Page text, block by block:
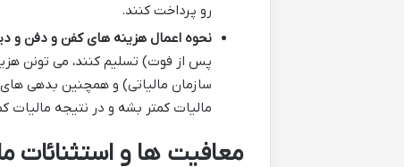
رو پرداخت کنند.
نحوه اعمال هزینه های کفن و دفن و
پس از فوت) تسلیم کنند، می تونن
سازمان مالیاتی) و همچنین بدهی
مالیات کمتر بشه و در نتیجه مالیات
معافیت ها و استثنائات